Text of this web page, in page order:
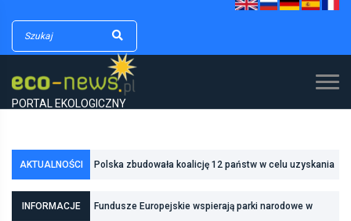
PORTAL EKOLOGICZNY
AKTUALNOŚCI
inwestycjom w zielono-niebieską infrastrukturę
energetyczną
INFORMACJE Fundusze Europejskie wspierają parki narodowe w